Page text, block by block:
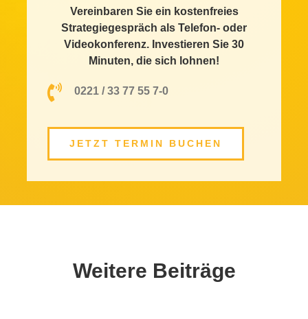
Vereinbaren Sie ein kostenfreies
Strategiegespräch als Telefon- oder
Videokonferenz. Investieren Sie 30
Minuten, die sich lohnen!
0221 / 33 77 55 7-0
JETZT TERMIN BUCHEN
Weitere Beiträge